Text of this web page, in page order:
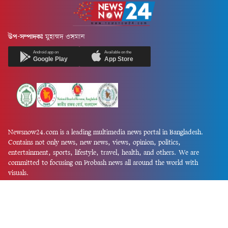
উপ-সম্পাদকঃ মুহাম্মদ ওসমান
Android app on
Google Play
Available on the
App Store
Newsnow24.com is a leading multimedia news portal in Bangladesh.
Contains not only news, new news, views, opinion, politics,
entertainment, sports, lifestyle, travel, health, and others. We are
committed to focusing on Probash news all around the world with
visuals.